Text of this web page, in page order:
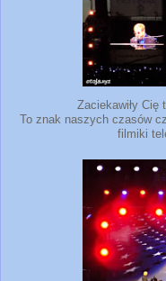
Zaciekawiły Cię
To znak naszych czasów
filmiki